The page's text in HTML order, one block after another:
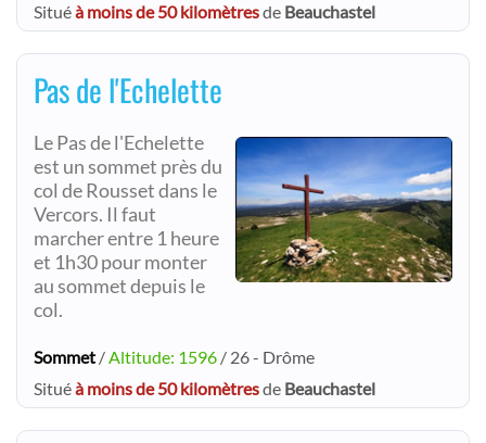
Situéà moins de 50 kilomètresde Beauchastel
Pas de l'Echelette
Le Pas de l'Echelette
est un sommet près du
col de Rousset dans le
Vercors. Il faut
marcher entre 1 heure
et 1h30 pour monter
au sommet depuis le
col.
Sommet /Altitude: 1596 / 26 - Drôme
Situéà moins de 50 kilomètresde Beauchastel